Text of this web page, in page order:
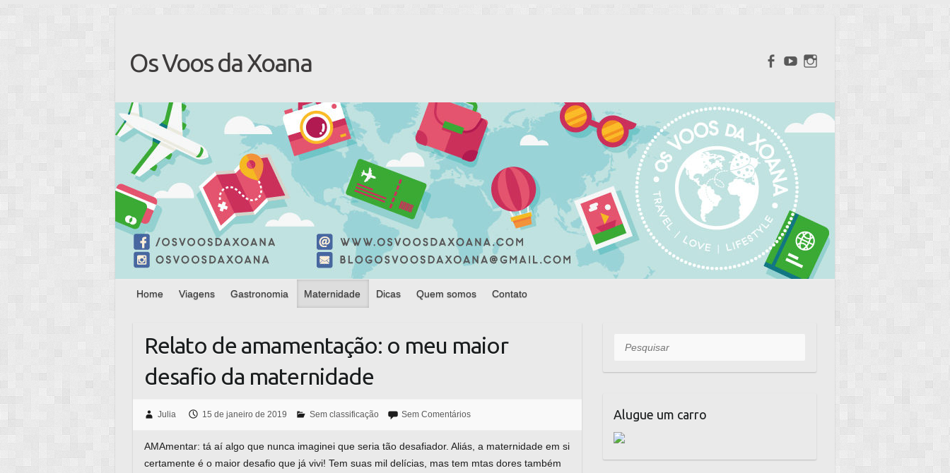
Os Voos da Xoana
Home Viagens Gastronomia Maternidade Dicas Quem somos Contato
Relato de amamentação: o meu maior
desafio da maternidade
Julia 15 de janeiro de 2019 Sem classificação Sem Comentários
AMAmentar: tá aí algo que nunca imaginei que seria tão desafiador. Aliás, a maternidade em si
certamente é o maior desafio que já vivi! Tem suas mil delícias, mas tem mtas dores também
Pesquisar
Alugue um carro